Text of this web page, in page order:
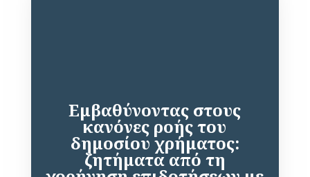
Εμβαθύνοντας στους
κανόνες ροής του
δημοσίου χρήματος:
ζητήματα από τη